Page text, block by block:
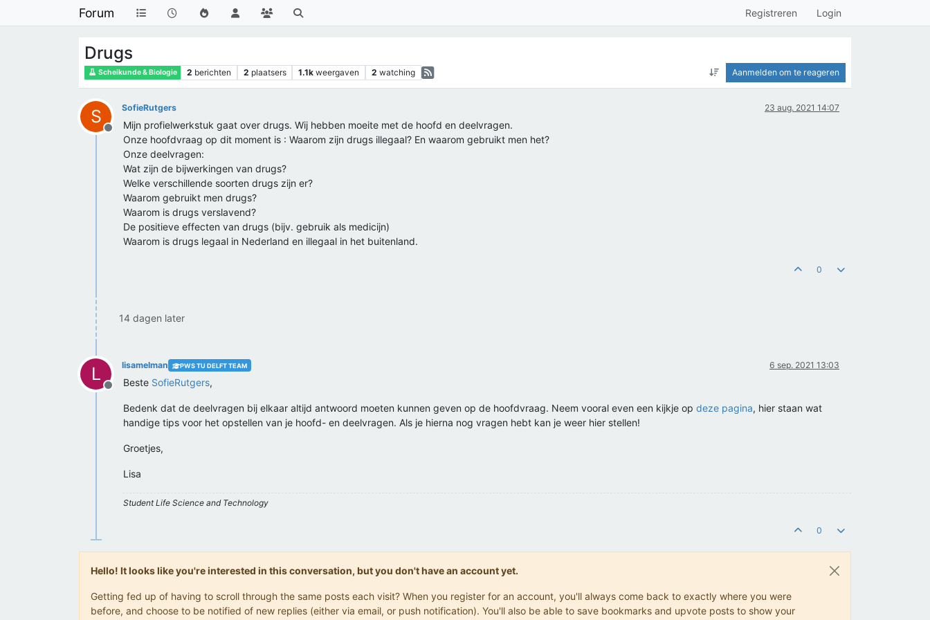
Forum Registreren Login
Drugs
Scheikunde & Biologie 2 berichten 2 plaatsers 1.1k weergaven 2 watching Aanmelden om te reageren
S
Offline
SofieRutgers 23 aug. 2021 14:07
Mijn profielwerkstuk gaat over drugs. Wij hebben moeite met de hoofd en deelvragen.
Onze hoofdvraag op dit moment is : Waarom zijn drugs illegaal? En waarom gebruikt men het?
Onze deelvragen:
Wat zijn de bijwerkingen van drugs?
Welke verschillende soorten drugs zijn er?
Waarom gebruikt men drugs?
Waarom is drugs verslavend?
De positieve effecten van drugs (bijv. gebruik als medicijn)
Waarom is drugs legaal in Nederland en illegaal in het buitenland.
0
14 dagen later
L
Offline
lisamelman PWS TU DELFT TEAM 6 sep. 2021 13:03
Beste SofieRutgers,
Bedenk dat de deelvragen bij elkaar altijd antwoord moeten kunnen geven op de hoofdvraag. Neem vooral even een kijkje op deze pagina, hier staan wat
handige tips voor het opstellen van je hoofd- en deelvragen. Als je hierna nog vragen hebt kan je weer hier stellen!
Groetjes,
Lisa
Student Life Science and Technology
0
Hello! It looks like you're interested in this conversation, but you don't have an account yet.
Getting fed up of having to scroll through the same posts each visit? When you register for an account, you'll always come back to exactly where you were
before, and choose to be notified of new replies (either via email, or push notification). You'll also be able to save bookmarks and upvote posts to show your